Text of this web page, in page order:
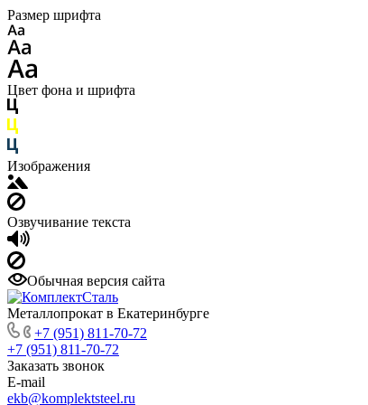
Размер шрифта
Цвет фона и шрифта
Изображения
Озвучивание текста
Обычная версия сайта
Металлопрокат в Екатеринбурге
+7 (951) 811-70-72
+7 (951) 811-70-72
Заказать звонок
E-mail
ekb@komplektsteel.ru